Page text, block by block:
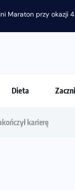
Maraton przy okazji
Dieta
karierę